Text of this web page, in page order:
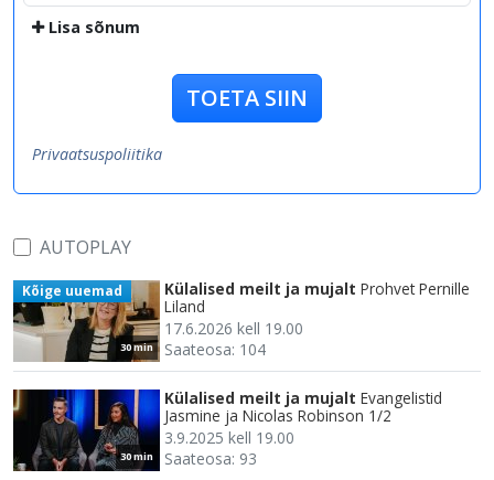
Lisa sõnum
TOETA SIIN
Privaatsuspoliitika
AUTOPLAY
30 min
Kõige uuemad Külalised meilt ja mujalt Prohvet Pernille
Liland
17.6.2026 kell 19.00
Saateosa: 104
30 min
Külalised meilt ja mujalt Evangelistid
Jasmine ja Nicolas Robinson 1/2
3.9.2025 kell 19.00
Saateosa: 93